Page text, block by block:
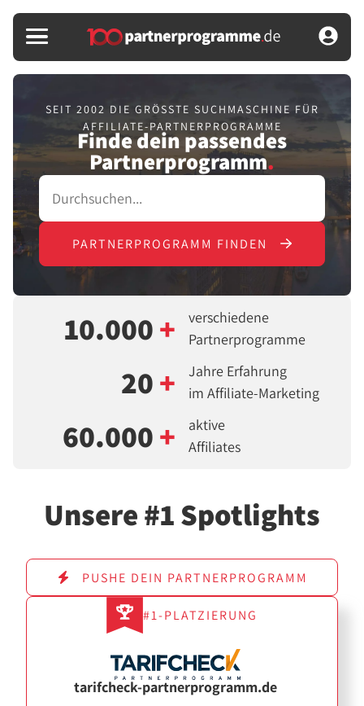
SEIT 2002 DIE GRÖSSTE SUCHMASCHINE FÜR
AFFILIATE-PARTNERPROGRAMME
Finde dein passendes
Partnerprogramm.
PARTNERPROGRAMM FINDEN
10.000+
verschiedene
Partnerprogramme
20+
Jahre Erfahrung
im Affiliate-Marketing
60.000+
aktive
Affiliates
Unsere #1 Spotlights
PUSHE DEIN PARTNERPROGRAMM
#1-PLATZIERUNG
tarifcheck-partnerprogramm.de